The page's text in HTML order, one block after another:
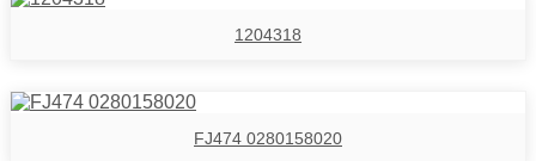
1204318
FJ474 0280158020